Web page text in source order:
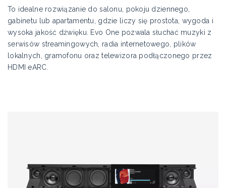
To idealne rozwiązanie do salonu, pokoju dziennego,
gabinetu lub apartamentu, gdzie liczy się prostota, wygoda i
wysoka jakość dźwięku. Evo One pozwala słuchać muzyki z
serwisów streamingowych, radia internetowego, plików
lokalnych, gramofonu oraz telewizora podłączonego przez
HDMI eARC.